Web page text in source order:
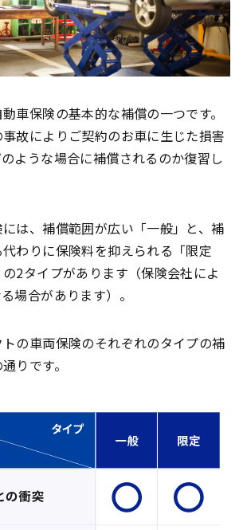
車保険の基本的な補償の一つです。
故によりご契約のお車に生じた損害
ような場合に補償されるのか復習し
は、補償範囲が広い「一般」と、補
わりに保険料を抑えられる「限定
の2タイプがあります（保険会社によ
場合があります）。
の車両保険のそれぞれのタイプの補
りです。